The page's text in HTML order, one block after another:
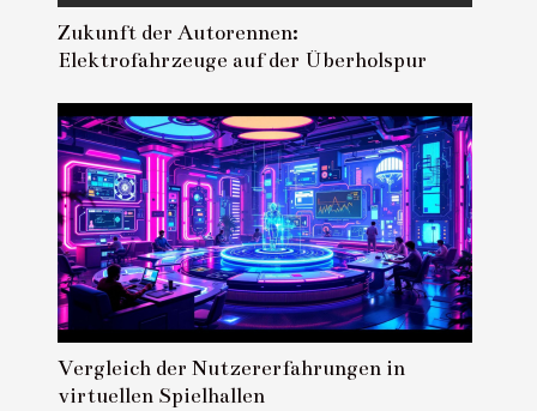
Zukunft der Autorennen:
Elektrofahrzeuge auf der Überholspur
Vergleich der Nutzererfahrungen in
virtuellen Spielhallen